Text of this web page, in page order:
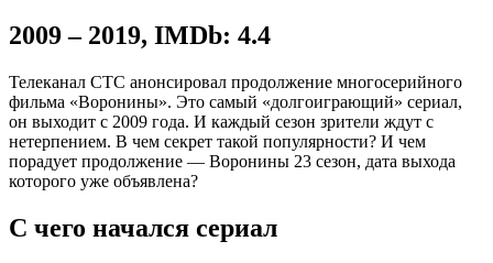
2009 – 2019, IMDb: 4.4
Телеканал СТС анонсировал продолжение многосерийного
фильма «Воронины». Это самый «долгоиграющий» сериал,
он выходит с 2009 года. И каждый сезон зрители ждут с
нетерпением. В чем секрет такой популярности? И чем
порадует продолжение — Воронины 23 сезон, дата выхода
которого уже объявлена?
С чего начался сериал